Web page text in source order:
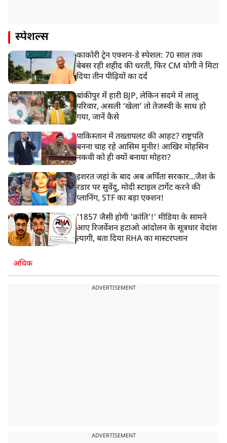
स्पेशल्स
काकोरी ट्रेन एक्शन-डे स्पेशल: 70 साल तक
बेबस रही शहीद की धरती, फिर CM योगी ने मिटा
दिया तीन पीढ़ियों का दर्द
बांकीपुर में हारी BJP, लेकिन सदमे में लालू
परिवार, असली ‘खेला’ तो तेजस्वी के साथ हो
गया, जानें कैसे
पाकिस्तान में तख्तापलट की आहट? राष्ट्रपति
बनना चाह रहे आसिम मुनीर! आखिर मोहसिन
नकवी को ही क्यों बनाया मोहरा?
इशरत जहां के बाद अब अर्पिता सरकार...जैश के
रडार पर सुवेंदु, मोदी स्टाइल टार्गेट करने की
प्लानिंग, STF का बड़ा एक्शन!
'1857 जैसी होगी 'क्रांति'!' मीडिया के सामने
आए रिजर्वेशन हटाओ आंदोलन के सूत्रधार वेदांश
त्यागी, बता दिया RHA का मास्टरप्लान
अधिक
ADVERTISEMENT
ADVERTISEMENT